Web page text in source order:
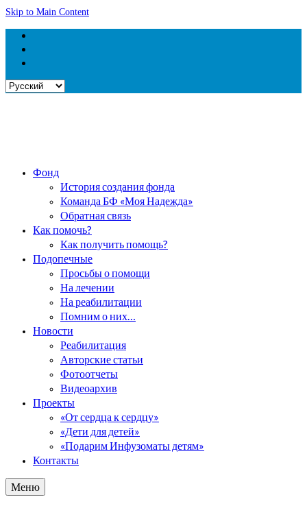
Skip to Main Content
Выбрать
Фонд
История создания фонда
Команда БФ «Моя Надежда»
Обратная связь
Как помочь?
Как получить помощь?
Подопечные
Просьбы о помощи
На лечении
На реабилитации
Помним о них…
Новости
Реабилитация
Авторские статьи
Фотоотчеты
Видеоархив
Проекты
«От сердца к сердцу»
«Дети для детей»
«Подарим Инфузоматы детям»
Контакты
Меню